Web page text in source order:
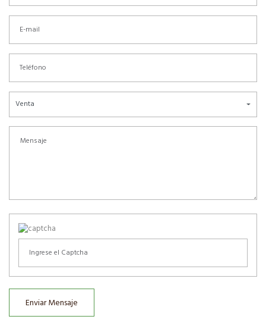
Venta
Enviar Mensaje